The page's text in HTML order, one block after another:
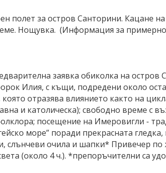
полет за остров Санторини. Кацане
Нощувка. (Информация за
заявка обиколка на остров
Илия, с къщи, подредени около
отразява влиянието както на
и католическа); свободно време с
посещение на Имеровигли -
море” поради прекрасната
слънчеви очила и шапки* Привечер
(около 4 ч.). *препоръчителни са